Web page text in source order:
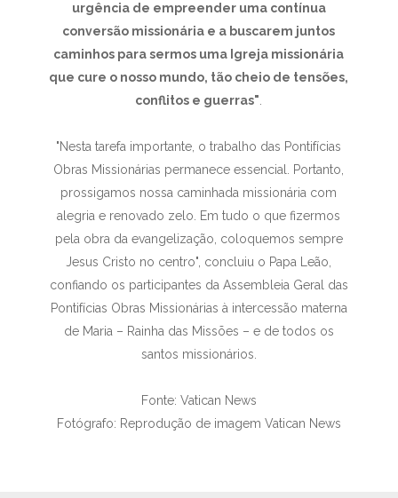
urgência de empreender uma contínua
conversão missionária e a buscarem juntos
caminhos para sermos uma Igreja missionária
que cure o nosso mundo, tão cheio de tensões,
conflitos e guerras"
"Nesta tarefa importante, o trabalho das Pontifícias
Obras Missionárias permanece essencial. Portanto,
prossigamos nossa caminhada missionária com
alegria e renovado zelo. Em tudo o que fizermos
pela obra da evangelização, coloquemos sempre
Jesus Cristo no centro", concluiu o Papa Leão,
confiando os participantes da Assembleia Geral das
Pontifícias Obras Missionárias à intercessão materna
de Maria – Rainha das Missões – e de todos os
santos missionários.
Fonte: Vatican News
Fotógrafo: Reprodução de imagem Vatican News